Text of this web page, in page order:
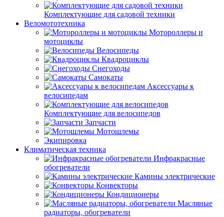
Комплектующие для садовой техники
Веломототехника
Мотороллеры и
мотоциклы
Велосипеды
Квадроциклы
Снегоходы
Самокаты
Аксессуары к
велосипедам
Комплектующие для велосипедов
Запчасти
Мотошлемы
Экипировка
Климатическая техника
Инфракрасные
обогреватели
Камины электрические
Конвекторы
Кондиционеры
Масляные
радиаторы, обогреватели